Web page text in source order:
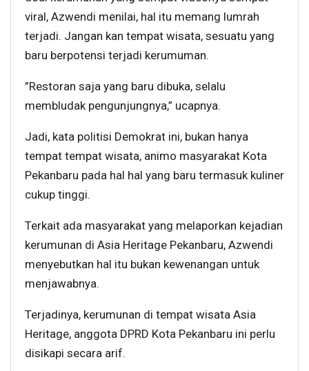
viral, Azwendi menilai, hal itu memang lumrah
terjadi. Jangan kan tempat wisata, sesuatu yang
baru berpotensi terjadi kerumuman.
”Restoran saja yang baru dibuka, selalu
membludak pengunjungnya,” ucapnya.
Jadi, kata politisi Demokrat ini, bukan hanya
tempat tempat wisata, animo masyarakat Kota
Pekanbaru pada hal hal yang baru termasuk kuliner
cukup tinggi.
Terkait ada masyarakat yang melaporkan kejadian
kerumunan di Asia Heritage Pekanbaru, Azwendi
menyebutkan hal itu bukan kewenangan untuk
menjawabnya.
Terjadinya, kerumunan di tempat wisata Asia
Heritage, anggota DPRD Kota Pekanbaru ini perlu
disikapi secara arif.